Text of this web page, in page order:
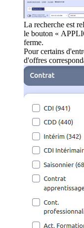
La recherche est
le bouton «
ferme.
Pour certains
d'offres